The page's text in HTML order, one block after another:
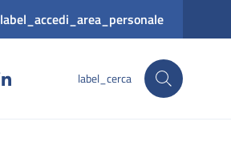
label_accedi_area_personale
label_cerca